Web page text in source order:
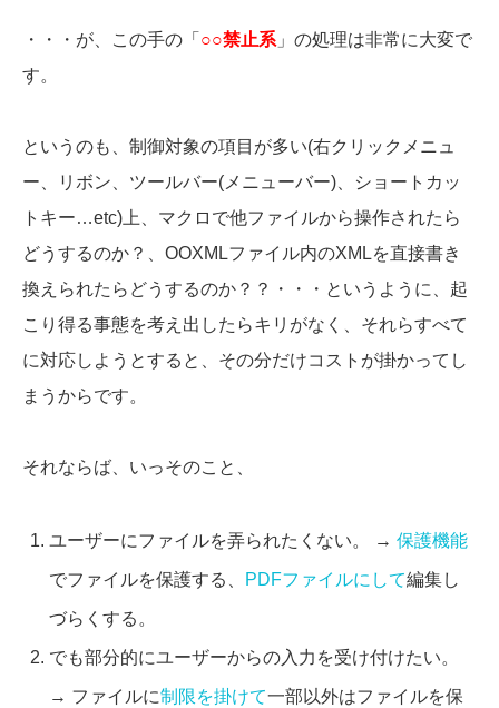
・・・が、この手の「 ○○禁止系 」の処理は非常に大変で
す。
というのも、制御対象の項目が多い(右クリックメニュ
ー、リボン、ツールバー(メニューバー)、ショートカッ
トキー…etc)上、マクロで他ファイルから操作されたら
どうするのか？、OOXMLファイル内のXMLを直接書き
換えられたらどうするのか？？・・・というように、起
こり得る事態を考え出したらキリがなく、それらすべて
に対応しようとすると、その分だけコストが掛かってし
まうからです。
それならば、いっそのこと、
ユーザーにファイルを弄られたくない。 → 保護機能
でファイルを保護する、 PDFファイルにして編集し
づらくする。
でも部分的にユーザーからの入力を受け付けたい。
→ ファイルに制限を掛けて一部以外はファイルを保